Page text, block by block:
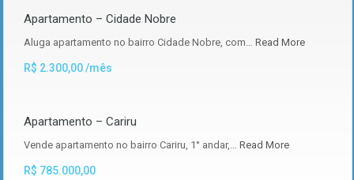
Apartamento – Cidade Nobre
Aluga apartamento no bairro Cidade Nobre, com… Read More
R$ 2.300,00 /mês
Apartamento – Cariru
Vende apartamento no bairro Cariru, 1° andar,… Read More
R$ 785.000,00